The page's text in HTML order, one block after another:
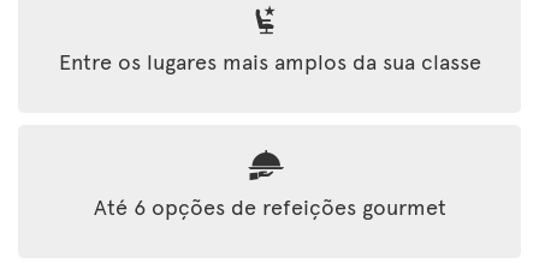
Entre os lugares mais amplos da sua classe
Até 6 opções de refeições gourmet